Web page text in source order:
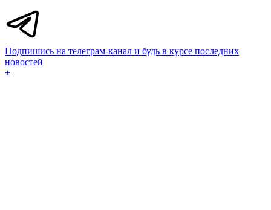
Подпишись на телеграм-канал и будь в курсе последних
новостей
+